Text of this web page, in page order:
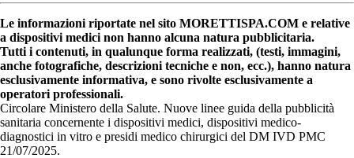
Le informazioni riportate nel sito MORETTISPA.COM e relative
a dispositivi medici non hanno alcuna natura pubblicitaria.
Tutti i contenuti, in qualunque forma realizzati, (testi, immagini,
anche fotografiche, descrizioni tecniche e non, ecc.), hanno natura
esclusivamente informativa, e sono rivolte esclusivamente a
operatori professionali.
Circolare Ministero della Salute. Nuove linee guida della pubblicità
sanitaria concernente i dispositivi medici, dispositivi medico-
diagnostici in vitro e presidi medico chirurgici del DM IVD PMC
21/07/2025.